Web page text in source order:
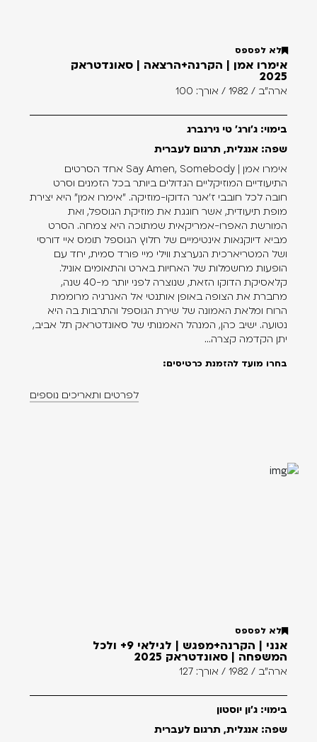
לא לפספס
אימרו אמן | הקרנה+הרצאה | סאונדטראק
2025
ארה"ב / 1982 / אורך: 100
בימוי: ג'ורג' טי נירנברג
שפה: אנגלית, תרגום לעברית
אימרו אמן | Say Amen, Somebody אחד הסרטים
התיעודיים המוזיקליים הגדולים ביותר בכל הזמנים וסרט
חובה לכל חובבי ז'אנר הדוקו-מוזיקה. "אימרו אמן" היא יצירת
מופת תיעודית, אשר חוגגת את מוזיקת הגוספל, ואת
המורשת האפרו-אמריקאית שמתוכה היא צמחה. הסרט
מביא דיוקנאות אינטימיים של חלוץ הגוספל תומס איי דורסי
ושל המטריארכית הנערצת ווילי מיי פורד סמית, יחד עם
הופעות מחשמלות של האחיות בארט והתאומים אוניל.
קלאסיקת הדוקו הזאת, שנוצרה לפני יותר מ-40 שנה,
מחברת את הצופה באופן אותנטי אל האנרגיה מרוממת
הרוח ומלאת האמונה של שירת הגוספל והתרבות בה היא
נטועה. ישיב כהן, המנהל האמנותי של סאונדטראק תל אביב,
יתן הקדמה קצרה...
בחרו מועד להזמנת כרטיסים:
לפרטים ותאריכים נוספים
לא לפספס
אנני | הקרנה+מפגש | לגילאי 9+ ולכל
המשפחה | סאונדטראק 2025
ארה"ב / 1982 / אורך: 127
בימוי: ג'ון יוסטון
שפה: אנגלית, תרגום לעברית